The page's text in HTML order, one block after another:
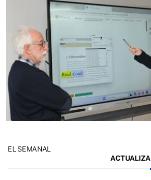
EL SEMANAL